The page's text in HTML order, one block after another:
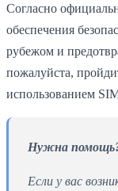
Согласно
обеспечения
рубежом и
пожалуйста,
использованием
Нужна
Если у вас